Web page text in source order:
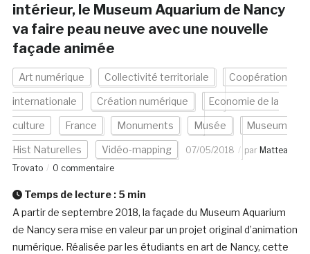
intérieur, le Museum Aquarium de Nancy
va faire peau neuve avec une nouvelle
façade animée
Art numérique Collectivité territoriale Coopération
internationale Création numérique Economie de la
culture France Monuments Musée Museum
Hist Naturelles Vidéo-mapping 07/05/2018 par Mattea
Trovato
0 commentaire
Temps de lecture : 5 min
A partir de septembre 2018, la façade du Museum Aquarium
de Nancy sera mise en valeur par un projet original d’animation
numérique. Réalisée par les étudiants en art de Nancy, cette